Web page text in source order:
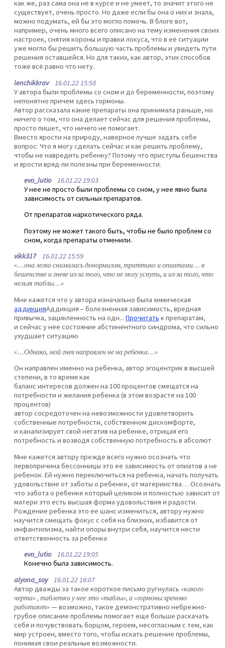
как же, раз сама она не в курсе и не умеет, то значит этого не
существует, очень просто. Но даже если бы она о них и знала,
можно подумать, ей бы это могло помочь. В блоге вот,
например, очень много всего описано на тему изменения своих
настроек, снятия короны и правки локуса, что в её ситуации
уже могло бы решить большую часть проблемы и увидеть пути
решения оставшейся. Но для таких, как автор, этих способов
тоже всё равно что нету.
lenchikkrav16.01.22 15:58
У автора были проблемы со сном и до беременности, поэтому
непонятно причем здесь гормоны.
Автор рассказала какие препараты она принимала раньше, но
ничего о том, что она делает сейчас для решения проблемы,
просто пишет, что ничего не помогает.
Вместо ярости на природу, наверное лучше задать себе
вопрос: Что я могу сделать сейчас и как решить проблему,
чтобы не навредить ребенку? Потому что приступы бешенства
и ярости вряд-ли полезны при беременности.
evo_lutio16.01.22 19:03
У нее не просто были проблемы со сном, у нее явно была
зависимость от сильных препаратов.
От препаратов наркотического ряда.
Поэтому не может такого быть, чтобы не было проблем со
сном, когда препараты отменили.
vikk31716.01.22 15:59
«…она легко снималась донормилом, триттико и опиатами… в
бешенстве и гневе из-за того, что не могу уснуть, и из-за того, что
нельзя таблы…»
Мне кажется что у автора изначально была химическая
аддикцияАддикция – болезненная зависимость, вредная
привычка, зацикленность на одн... Прочитать к препаратам,
и сейчас у нее состояние абстинентного синдрома, что сильно
ухудшает ситуацию
«…Однако, мой гнев направлен не на ребенка…»
Он направлен именно на ребенка, автор эгоцентрик в высшей
степени, в то время как
баланс интересов должен на 100 процентов смещатся на
потребности и желания ребенка (в этом возрасте на 100
процентов)
автор сосредоточен на невозможности удовлетворить
собственные потребности, собственном дискомфорте,
и канализирует свой негатив на ребенке, отрицая его
потребность и возводя собственную потребность в абсолют
Мне кажется автору прежде всего нужно осознать что
первопричина бессонницы это ее зависимость от опиатов а не
ребенок. Ей нужно переключиться на ребенка, начать получать
удовольствие от заботы о ребенке, от материнства… Осознать
что забота о ребенке который целиком и полностью зависит от
матери это есть высшая форма удовольствия и радости.
Рождение ребенка это ее шанс измениться, автору нужно
научится смещать фокус с себя на близких, избавится от
инфантилизма, найти опоры внутри себя, научится нести
ответственность за ребенка
evo_lutio16.01.22 19:05
Конечно была зависимость.
alyona_soy16.01.22 16:07
Автор дважды за такое короткое письмо ругнулась «какого
черта» , таблетки у нее это «таблы», а «гормоны хреново
работают»— возможно, такое демонстративно небрежно-
грубое описание проблемы помогает еще больше раскачать
себя и почувствовать борцом, героем, несогласным с тем, как
мир устроен, вместо того, чтобы искать решение проблемы,
понимая свои реальные возможности.